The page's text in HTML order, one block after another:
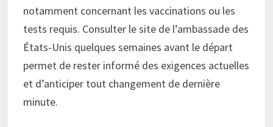
notamment concernant les vaccinations ou les
tests requis. Consulter le site de l’ambassade des
États-Unis quelques semaines avant le départ
permet de rester informé des exigences actuelles
et d’anticiper tout changement de dernière
minute.